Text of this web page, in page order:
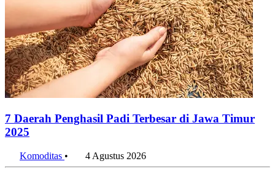
7 Daerah Penghasil Padi Terbesar di Jawa Timur
2025
Komoditas • 4 Agustus 2026